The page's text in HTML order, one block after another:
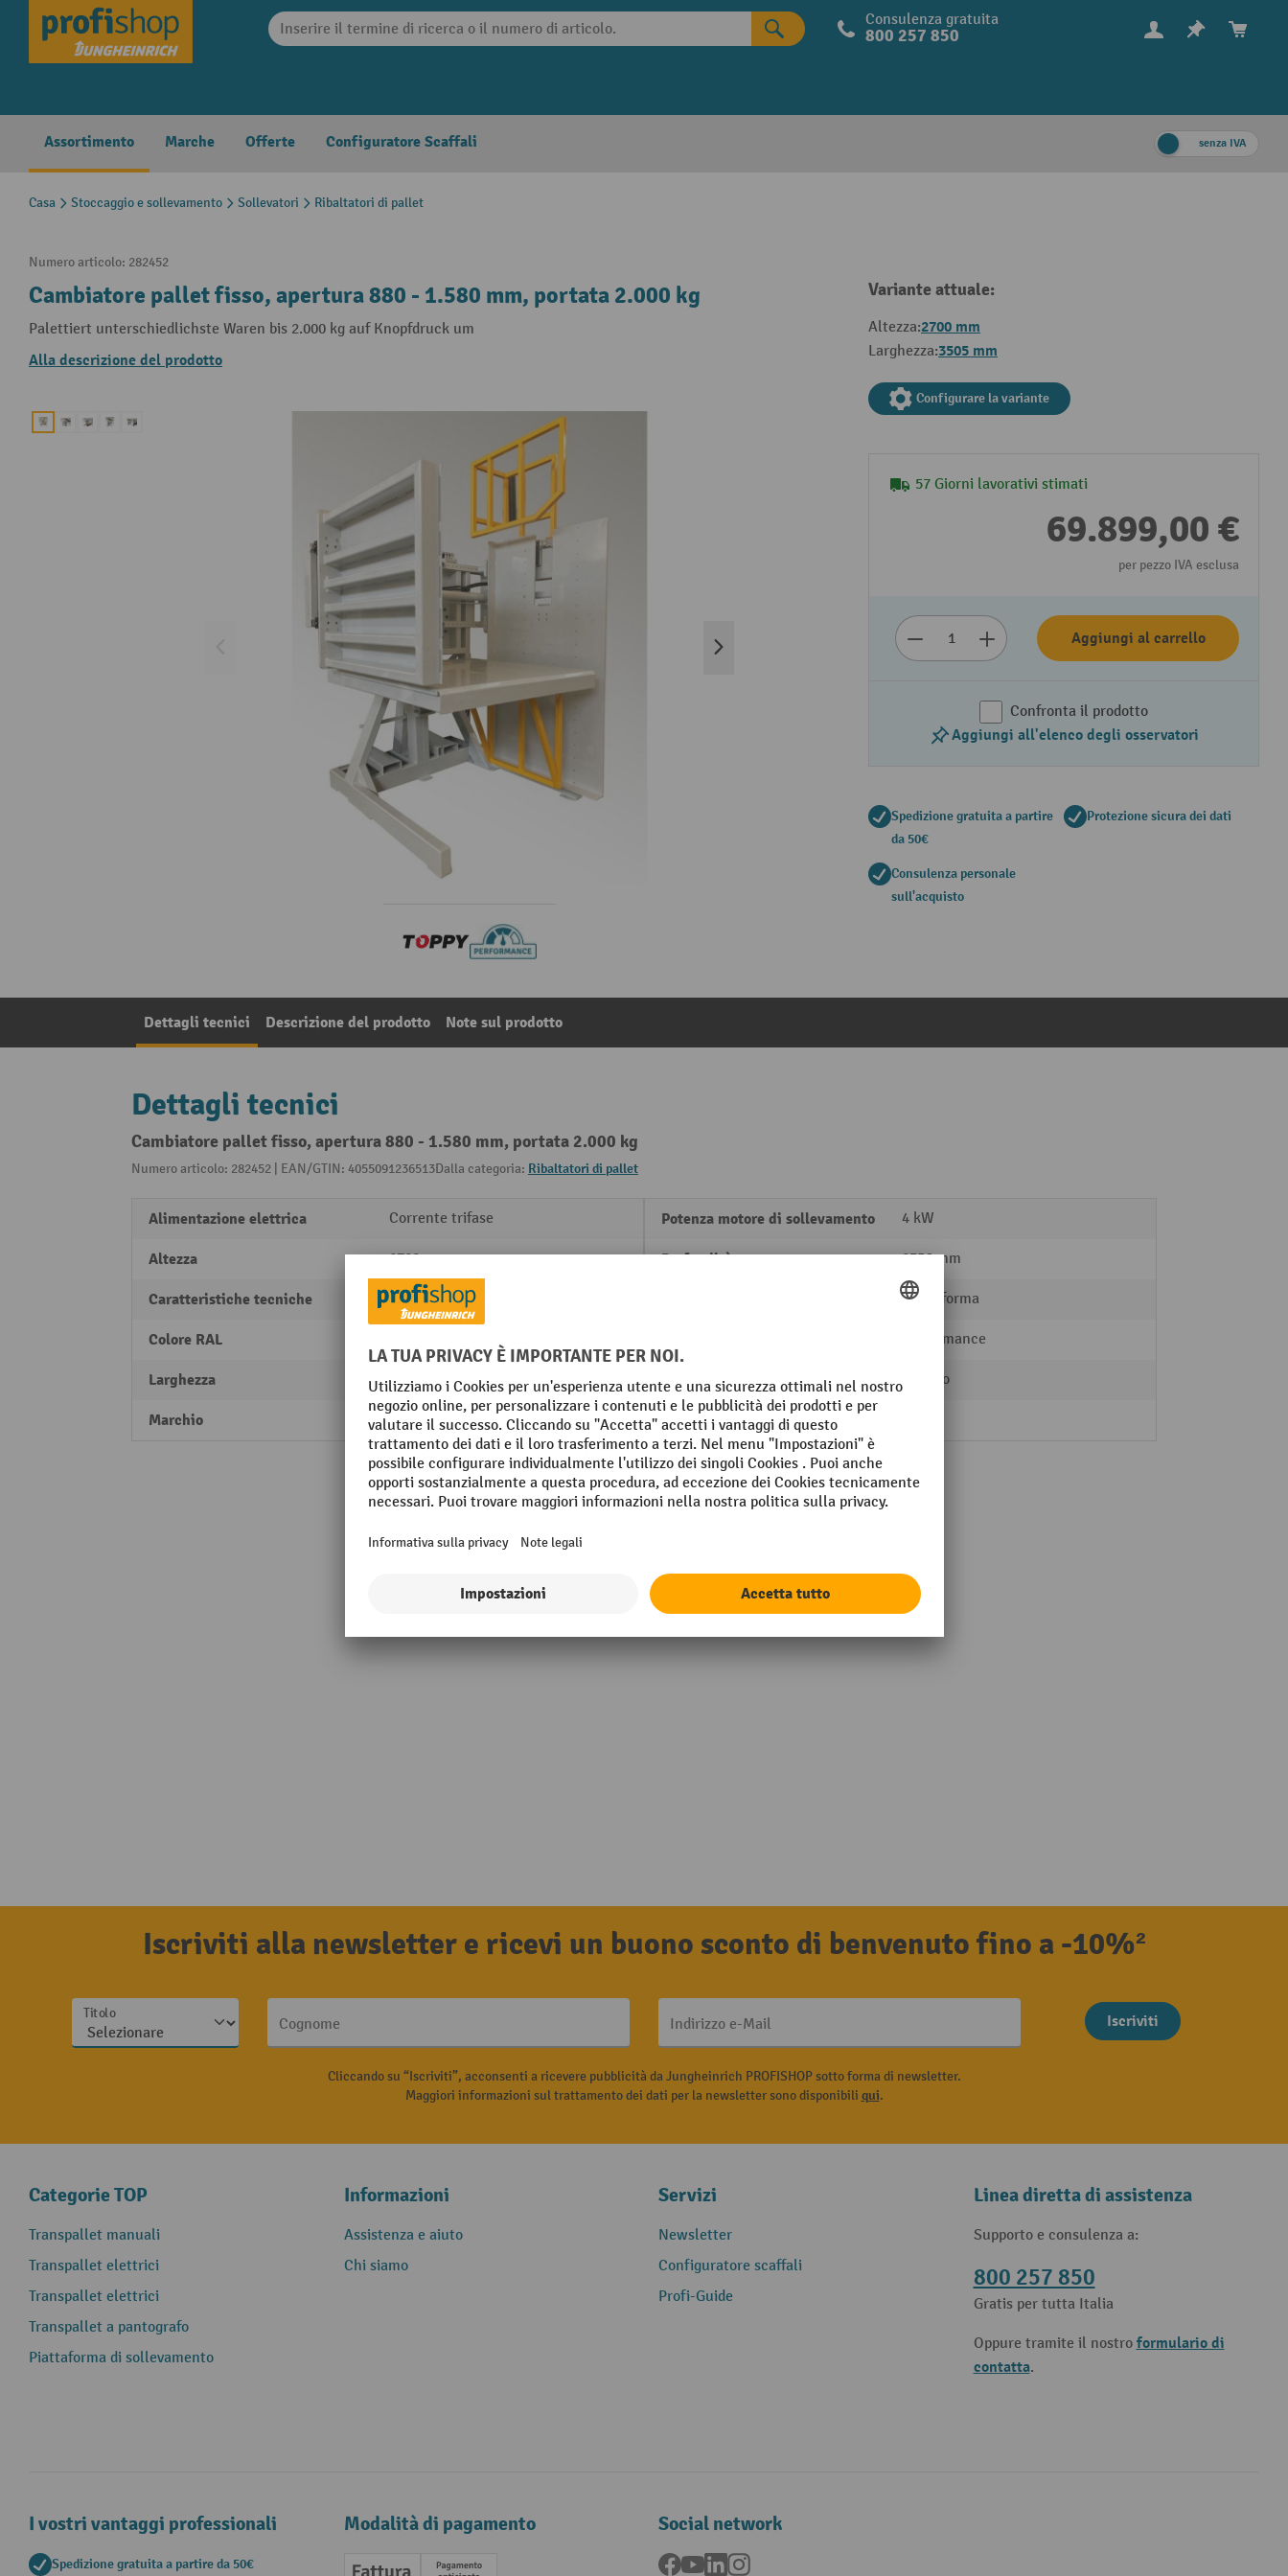
Skip to main navigation Consulenza gratuita
800 257 850
Assortimento Marche Offerte Configuratore Scaffali senza IVA
Casa Stoccaggio e sollevamento Sollevatori Ribaltatori di pallet
Numero articolo: 282452
Cambiatore pallet fisso, apertura 880 - 1.580 mm, portata 2.000 kg
Palettiert unterschiedlichste Waren bis 2.000 kg auf Knopfdruck um
Alla descrizione del prodotto
Variante attuale:
Altezza:2700 mm
Larghezza:3505 mm
Configurare la variante
57 Giorni lavorativi stimati
69.899,00 €
per pezzo IVA esclusa
Aggiungi al carrello
Confronta il prodotto
Aggiungi all'elenco degli osservatori
Spedizione gratuita a partire
da 50€
Protezione sicura dei dati
Consulenza personale
sull'acquisto
Dettagli tecnici Descrizione del prodotto Note sul prodotto
Dettagli tecnici
Cambiatore pallet fisso, apertura 880 - 1.580 mm, portata 2.000 kg
Numero articolo: 282452 | EAN/GTIN: 4055091236513Dalla categoria: Ribaltatori di pallet
Alimentazione elettrica Corrente trifase
Altezza 2700 mm
Caratteristiche tecniche Capacità: fino a 50 pallet/h
Colore RAL
Larghezza 3505 mm
Marchio Toppy
Potenza motore di sollevamento 4 kW
Profondità 2356 mm
Piattaforma
Performance
Superficie Acciaio
Tempo di sollevamento
Mostra tutti i dettagli tecnici
Iscriviti alla newsletter e ricevi un buono sconto di benvenuto fino a -10%²
Titolo
Cognome Indirizzo e-Mail Iscriviti
Cliccando su “Iscriviti”, acconsenti a ricevere pubblicità da Jungheinrich PROFISHOP sotto forma di newsletter.
Maggiori informazioni sul trattamento dei dati per la newsletter sono disponibili qui.
Categorie TOP
Transpallet manuali
Transpallet elettrici
Transpallet elettrici
Transpallet a pantografo
Piattaforma di sollevamento
Informazioni
Assistenza e aiuto
Chi siamo
Servizi
Newsletter
Configuratore scaffali
Profi-Guide
Linea diretta di assistenza
Supporto e consulenza a:
800 257 850
Gratis per tutta Italia
Oppure tramite il nostro formulario di
contatta.
I vostri vantaggi professionali
Spedizione gratuita a partire da 50€
Modalità di pagamento Social network
Facebook
YouTubeLinkedInInstagram